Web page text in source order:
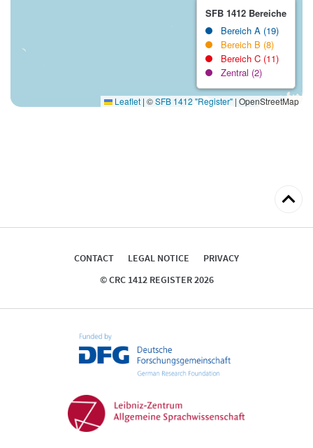
SFB 1412 Bereiche
Bereich A (19)
Bereich B (8)
Bereich C (11)
Zentral (2)
Leaflet | ©SFB 1412 "Register" | OpenStreetMap
Back
top
CONTACT LEGAL NOTICE
PRIVACY
© CRC 1412 REGISTER 2026